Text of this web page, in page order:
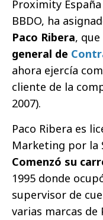
Proximity
BBDO, ha
Paco Ribera,
general de
ahora ejercía
cliente de la
2007).
Paco Ribera es
Marketing por la
Comenzó su
1995 donde
supervisor de
varias marcas de